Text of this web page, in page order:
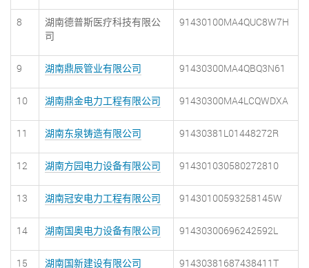
8
湖南德普斯医疗科技有限公
司
91430100MA4QUC8W7H
9 湖南鼎辰管业有限公司 91430300MA4QBQ3N61
10 湖南鼎金电力工程有限公司 91430300MA4LCQWDXA
11 湖南东泉铸造有限公司 91430381L01448272R
12 湖南方园电力设备有限公司 914301030580272810
13 湖南冠安电力工程有限公司 91430100593258145W
14 湖南国奥电力设备有限公司 91430300696242592L
15 湖南国新建设有限公司 91430381687438411T